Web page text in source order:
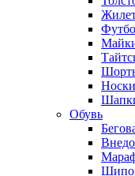
Носки
Обувь